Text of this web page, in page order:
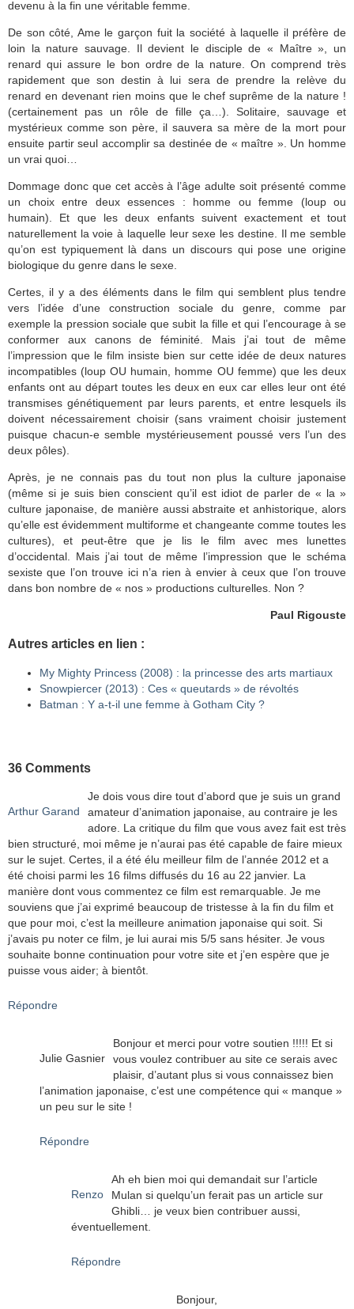
devenu à la fin une véritable femme.
De son côté, Ame le garçon fuit la société à laquelle il préfère de
loin la nature sauvage. Il devient le disciple de « Maître », un
renard qui assure le bon ordre de la nature. On comprend très
rapidement que son destin à lui sera de prendre la relève du
renard en devenant rien moins que le chef suprême de la nature !
(certainement pas un rôle de fille ça…). Solitaire, sauvage et
mystérieux comme son père, il sauvera sa mère de la mort pour
ensuite partir seul accomplir sa destinée de « maître ». Un homme
un vrai quoi…
Dommage donc que cet accès à l’âge adulte soit présenté comme
un choix entre deux essences : homme ou femme (loup ou
humain). Et que les deux enfants suivent exactement et tout
naturellement la voie à laquelle leur sexe les destine. Il me semble
qu’on est typiquement là dans un discours qui pose une origine
biologique du genre dans le sexe.
Certes, il y a des éléments dans le film qui semblent plus tendre
vers l’idée d’une construction sociale du genre, comme par
exemple la pression sociale que subit la fille et qui l’encourage à se
conformer aux canons de féminité. Mais j’ai tout de même
l’impression que le film insiste bien sur cette idée de deux natures
incompatibles (loup OU humain, homme OU femme) que les deux
enfants ont au départ toutes les deux en eux car elles leur ont été
transmises génétiquement par leurs parents, et entre lesquels ils
doivent nécessairement choisir (sans vraiment choisir justement
puisque chacun-e semble mystérieusement poussé vers l’un des
deux pôles).
Après, je ne connais pas du tout non plus la culture japonaise
(même si je suis bien conscient qu’il est idiot de parler de « la »
culture japonaise, de manière aussi abstraite et anhistorique, alors
qu’elle est évidemment multiforme et changeante comme toutes les
cultures), et peut-être que je lis le film avec mes lunettes
d’occidental. Mais j’ai tout de même l’impression que le schéma
sexiste que l’on trouve ici n’a rien à envier à ceux que l’on trouve
dans bon nombre de « nos » productions culturelles. Non ?
Paul Rigouste
Autres articles en lien :
My Mighty Princess (2008) : la princesse des arts martiaux
Snowpiercer (2013) : Ces « queutards » de révoltés
Batman : Y a-t-il une femme à Gotham City ?
36 Comments
Arthur Garand
Je dois vous dire tout d’abord que je suis un grand
amateur d’animation japonaise, au contraire je les
adore. La critique du film que vous avez fait est très
bien structuré, moi même je n’aurai pas été capable de faire mieux
sur le sujet. Certes, il a été élu meilleur film de l’année 2012 et a
été choisi parmi les 16 films diffusés du 16 au 22 janvier. La
manière dont vous commentez ce film est remarquable. Je me
souviens que j’ai exprimé beaucoup de tristesse à la fin du film et
que pour moi, c’est la meilleure animation japonaise qui soit. Si
j’avais pu noter ce film, je lui aurai mis 5/5 sans hésiter. Je vous
souhaite bonne continuation pour votre site et j’en espère que je
puisse vous aider; à bientôt.
Répondre
Julie Gasnier
Bonjour et merci pour votre soutien !!!!! Et si
vous voulez contribuer au site ce serais avec
plaisir, d’autant plus si vous connaissez bien
l’animation japonaise, c’est une compétence qui « manque »
un peu sur le site !
Répondre
Renzo
Ah eh bien moi qui demandait sur l’article
Mulan si quelqu’un ferait pas un article sur
Ghibli… je veux bien contribuer aussi,
éventuellement.
Répondre
Bonjour,